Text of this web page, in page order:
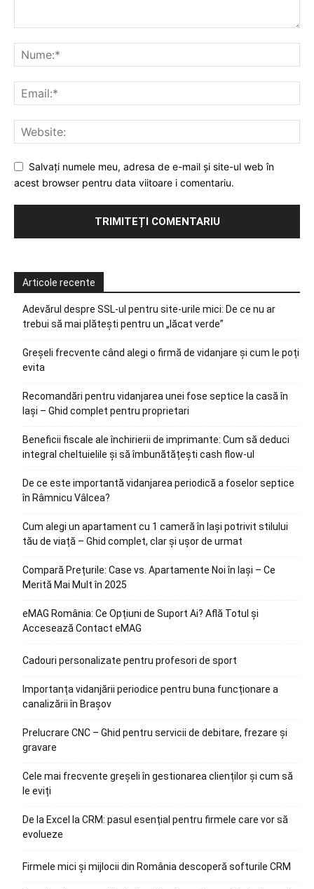
Salvați numele meu, adresa de e-mail și site-ul web în
acest browser pentru data viitoare i comentariu.
Articole recente
Adevărul despre SSL-ul pentru site-urile mici: De ce nu ar
trebui să mai plătești pentru un „lăcat verde”
Greșeli frecvente când alegi o firmă de vidanjare și cum le poți
evita
Recomandări pentru vidanjarea unei fose septice la casă în
Iași – Ghid complet pentru proprietari
Beneficii fiscale ale închirierii de imprimante: Cum să deduci
integral cheltuielile și să îmbunătățești cash flow-ul
De ce este importantă vidanjarea periodică a foselor septice
în Râmnicu Vâlcea?
Cum alegi un apartament cu 1 cameră în Iași potrivit stilului
tău de viață – Ghid complet, clar și ușor de urmat
Compară Prețurile: Case vs. Apartamente Noi în Iași – Ce
Merită Mai Mult în 2025
eMAG România: Ce Opțiuni de Suport Ai? Află Totul și
Accesează Contact eMAG
Cadouri personalizate pentru profesori de sport
Importanța vidanjării periodice pentru buna funcționare a
canalizării în Brașov
Prelucrare CNC – Ghid pentru servicii de debitare, frezare și
gravare
Cele mai frecvente greșeli în gestionarea clienților și cum să
le eviți
De la Excel la CRM: pasul esențial pentru firmele care vor să
evolueze
Firmele mici și mijlocii din România descoperă softurile CRM